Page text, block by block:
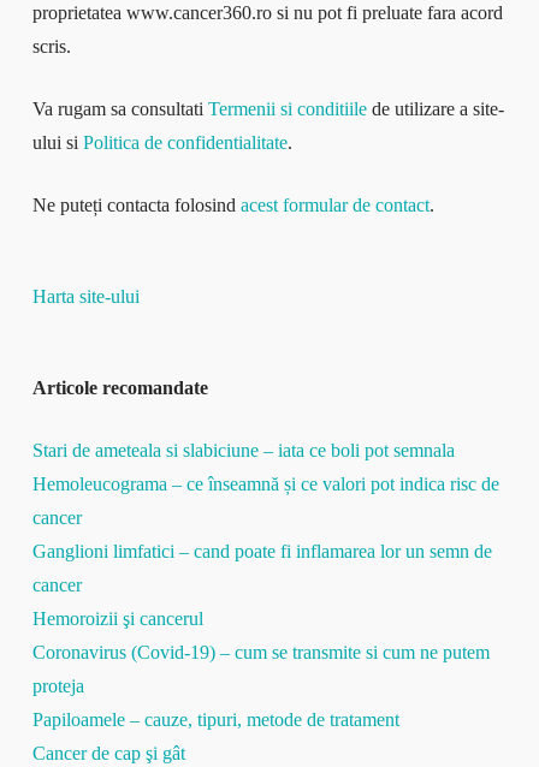
proprietatea www.cancer360.ro si nu pot fi preluate fara acord
scris.
Va rugam sa consultati Termenii si conditiilede utilizare a site-
ului si Politica de confidentialitate.
Ne puteți contacta folosind acest formular de contact.
Harta site-ului
Articole recomandate
Stari de ameteala si slabiciune – iata ce boli pot semnala
Hemoleucograma – ce înseamnă și ce valori pot indica risc de
cancer
Ganglioni limfatici – cand poate fi inflamarea lor un semn de
cancer
Hemoroizii şi cancerul
Coronavirus (Covid-19) – cum se transmite si cum ne putem
proteja
Papiloamele – cauze, tipuri, metode de tratament
Cancer de cap şi gât